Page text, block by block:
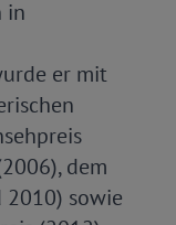
in
er mit
dem
2010) sowie